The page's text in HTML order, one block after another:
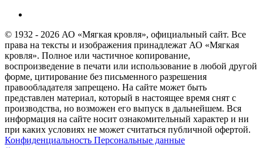
© 1932 - 2026 АО «Мягкая кровля», официальный сайт. Все
права на тексты и изображения принадлежат АО «Мягкая
кровля». Полное или частичное копирование,
воспроизведение в печати или использование в любой другой
форме, цитирование без письменного разрешения
правообладателя запрещено. На сайте может быть
представлен материал, который в настоящее время снят с
производства, но возможен его выпуск в дальнейшем. Вся
информация на сайте носит ознакомительный характер и ни
при каких условиях не может считаться публичной офертой.
Конфиденциальность Персональные данные